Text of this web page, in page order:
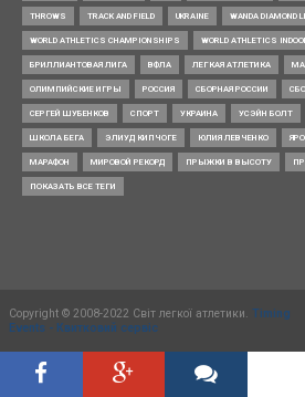
THROWS TRACK AND FIELD UKRAINE WANDA DIAMOND
WORLD ATHLETICS CHAMPIONSHIPS WORLD ATHLETICS
БРИЛЛИАНТОВАЯ ЛИГА ВФЛА ЛЕГКАЯ АТЛЕТИКА
ОЛИМПИЙСКИЕ ИГРЫ РОССИЯ СБОРНАЯ РОССИИ
СЕРГЕЙ ШУБЕНКОВ СПОРТ УКРАИНА УСЭЙН БОЛТ
ШКОЛА БЕГА ЭЛИУД КИПЧОГЕ ЮЛИЯ ЛЕВЧЕНКО
МАРАФОН МИРОВОЙ РЕКОРД ПРЫЖКИ В ВЫСОТУ
ПОКАЗАТЬ ВСЕ ТЕГИ
Copyright © 2008-2022 Світ легкої атлетики. Timing
Events - Квитковий сервіс